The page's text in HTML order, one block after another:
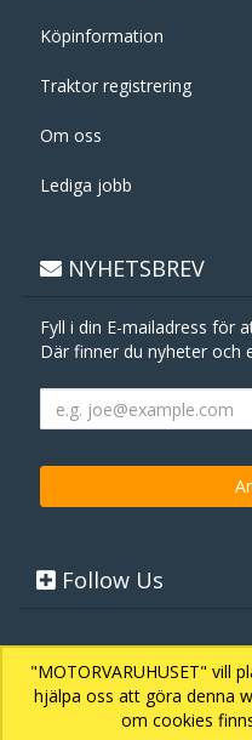
"MOTORVARUHUSET" vill
hjälpa oss att göra denna
om cookies
Köpinformation
Traktor registrering
Om oss
Lediga jobb
NYHETSBREV
Fyll i din E-mailadress för
Där finner du nyheter och
Follow Us